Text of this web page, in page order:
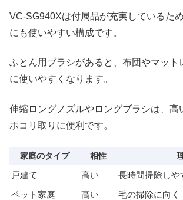
VC-SG940Xは付属品が充実しているた
にも使いやすい構成です。
ふとん用ブラシがあると、布団やマット
に使いやすくなります。
伸縮ロングノズルやロングブラシは、高
ホコリ取りに便利です。
家庭のタイプ 相性
戸建て 高い
長時間掃除しや
ペット家庭
高い
毛の掃除に向く